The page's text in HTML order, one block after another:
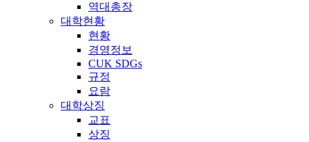
역대총장
대학현황
현황
경영정보
CUK SDGs
규정
요람
대학상징
교표
상징